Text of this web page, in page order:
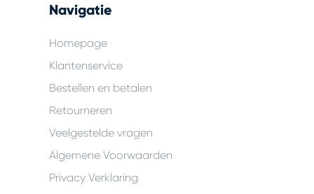
Navigatie
Homepage
Klantenservice
Bestellen en betalen
Retourneren
Veelgestelde vragen
Algemene Voorwaarden
Privacy Verklaring